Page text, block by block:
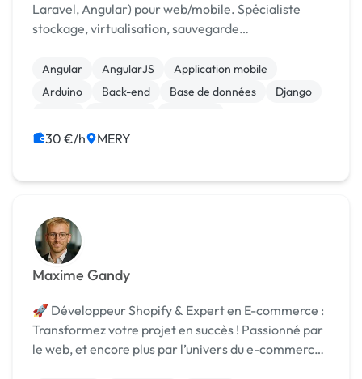
Laravel, Angular) pour web/mobile. Spécialiste
stockage, virtualisation, sauvegarde
systèmes et dev.
Angular AngularJS
Application mobile
Arduino
Back-end Base de données
Django
30 €/h MERY
Maxime Gandy
🚀 Développeur Shopify & Expert en E-commerce :
Transformez votre projet en succès ! Passionné par
le web, et encore plus par l’univers du e-commerce,